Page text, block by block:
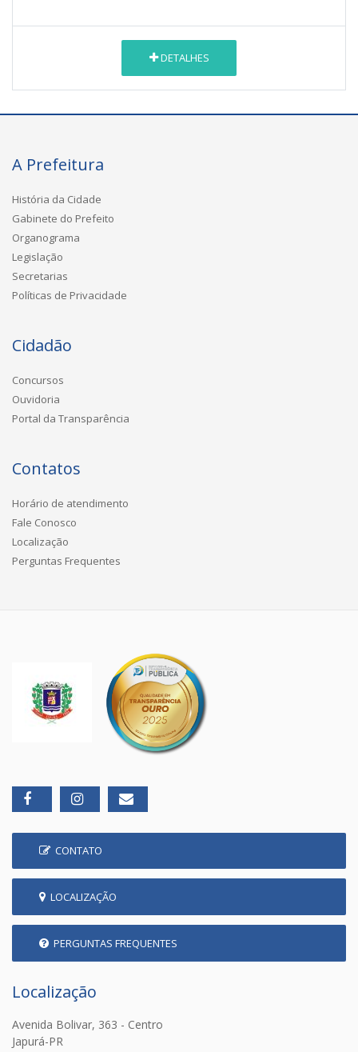
DETALHES
A Prefeitura
História da Cidade
Gabinete do Prefeito
Organograma
Legislação
Secretarias
Políticas de Privacidade
Cidadão
Concursos
Ouvidoria
Portal da Transparência
Contatos
Horário de atendimento
Fale Conosco
Localização
Perguntas Frequentes
CONTATO
LOCALIZAÇÃO
PERGUNTAS FREQUENTES
Localização
Avenida Bolivar, 363 - Centro
Japurá-PR